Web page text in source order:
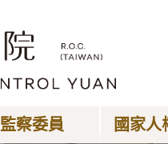
監察委員 國家人